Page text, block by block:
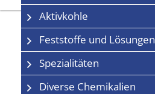
Aktivkohle
Feststoffe und Lösungen
Spezialitäten
Diverse Chemikalien